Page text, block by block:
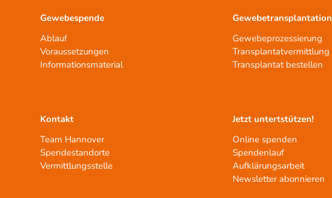
Gewebespende
Ablauf
Voraussetzungen
Informationsmaterial
Kontakt
Team Hannover
Spendestandorte
Vermittlungsstelle
Gewebetransplantation
Gewebeprozessierung
Transplantatvermittlung
Transplantat bestellen
Jetzt untertstützen!
Online spenden
Spendenlauf
Aufklärungsarbeit
Newsletter abonnieren